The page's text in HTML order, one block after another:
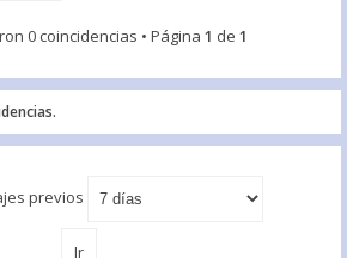
0 coincidencias • Página 1 de 1
previos